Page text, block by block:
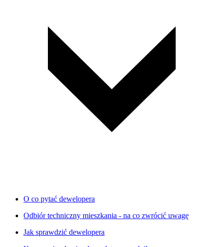
O co pytać dewelopera
Odbiór techniczny mieszkania - na co zwrócić uwagę
Jak sprawdzić dewelopera